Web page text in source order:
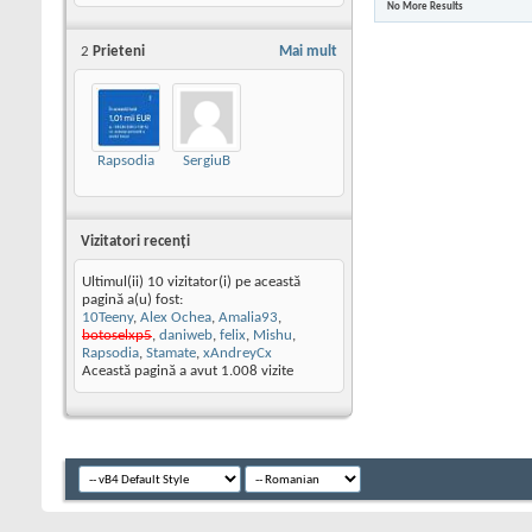
Mai mult
2 Prieteni
Rapsodia SergiuB
Vizitatori recenţi
Ultimul(ii) 10 vizitator(i) pe această
pagină a(u) fost:
10Teeny, Alex Ochea, Amalia93,
botoselxp5, daniweb, felix, Mishu,
Rapsodia, Stamate, xAndreyCx
Această pagină a avut 1.008 vizite
No More Results